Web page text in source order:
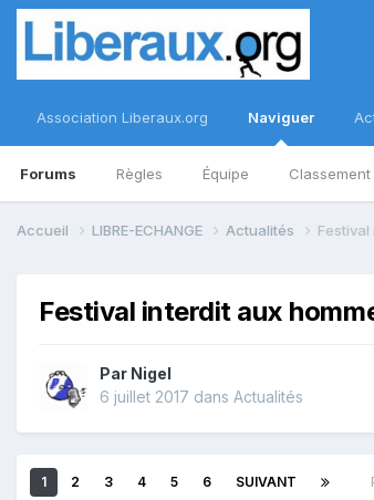
Association Liberaux.org Naviguer
Forums Règles Équipe Classement
Accueil LIBRE-ECHANGE Actualités
Festival interdit aux
Par Nigel
6 juillet 2017 dans Actualités
1 2 3 4 5 6 SUIVANT